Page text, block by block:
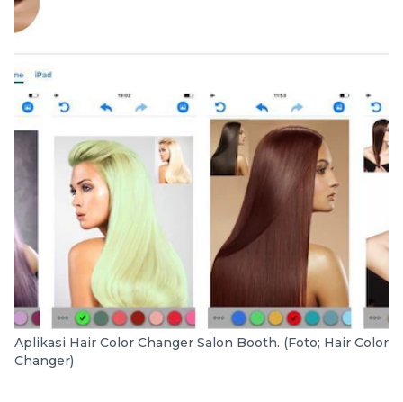
Aplikasi Hair Color Changer Salon Booth. (Foto; Hair Color
Changer)